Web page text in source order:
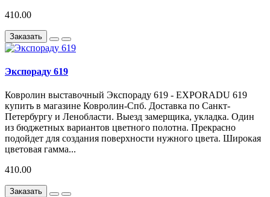
410.00
Заказать
Экспораду 619
Ковролин выставочный Экспораду 619 - EXPORADU 619
купить в магазине Ковролин-Спб. Доставка по Санкт-
Петербургу и Ленобласти. Выезд замерщика, укладка. Один
из бюджетных вариантов цветного полотна. Прекрасно
подойдет для создания поверхности нужного цвета. Широкая
цветовая гамма...
410.00
Заказать